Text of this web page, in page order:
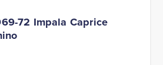
72 Impala Caprice